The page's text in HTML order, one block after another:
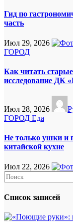
Гид по
часть
Июл 29, 2026
ГОРОД
Как читать
исследование ДК
Июл 28, 2026
ГОРОД Еда
Не только ушки и
китайской кухне
Июл 22, 2026
Список записей